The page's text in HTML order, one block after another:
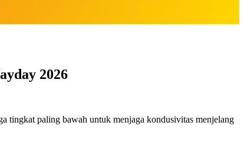
2026
tingkat paling bawah untuk menjaga kondusivitas menjelang